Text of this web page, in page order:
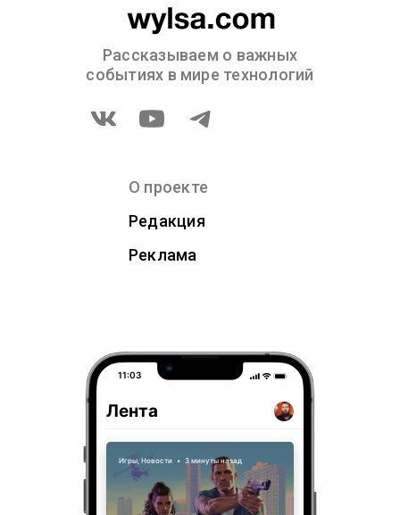
Рассказываем о важных
событиях в мире технологий
О проекте
Редакция
Реклама
11:03
Лента
Игры, Новости • 3 минуты назад